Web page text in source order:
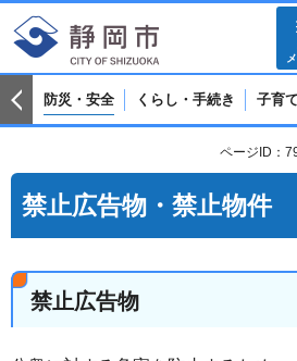
防災・安全 くらし・手続き 子育
ページID：
禁止広告物・禁止物件
禁止広告物